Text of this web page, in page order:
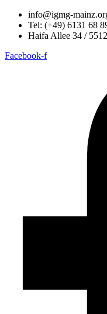
Zum
Inhalt
wechseln
info@igmg-
Tel: (+49) 6131 68
Haifa Allee 34 /
Facebook-f